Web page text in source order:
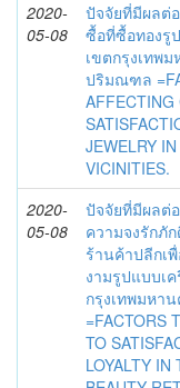
2020-
05-08
ปัจจัยที่มีผลต่
ซื้อที่ซื้อทองรู
เขตกรุงเทพ
ปริมณฑล
AFFECTING
JEWELRY
VICINITIES.
2020-
05-08
ปัจจัยที่มีผลต่
ความจงรักภั
ร้านค้าปลีกเ
งามรูปแบบเ
กรุงเทพมหา
=FACTORS
TO
LOYALTY IN